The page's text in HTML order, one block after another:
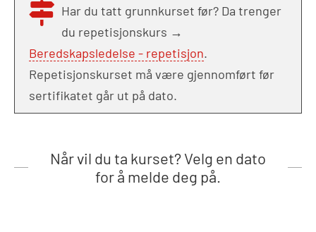
Har du tatt grunnkurset før? Da trenger
du repetisjonskurs →
Beredskapsledelse - repetisjon.
Repetisjonskurset må være gjennomført før
sertifikatet går ut på dato.
Når vil du ta kurset? Velg en dato
for å melde deg på.